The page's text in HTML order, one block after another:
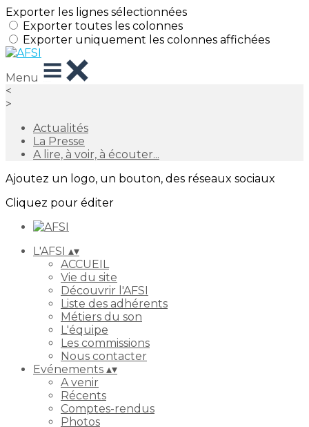
Exporter les lignes sélectionnées
Exporter toutes les colonnes
Exporter uniquement les colonnes affichées
Menu
<
>
Actualités
La Presse
A lire, à voir, à écouter...
Ajoutez un logo, un bouton, des réseaux sociaux
Cliquez pour éditer
L'AFSI ▴▾
ACCUEIL
Vie du site
Découvrir l'AFSI
Liste des adhérents
Métiers du son
L'équipe
Les commissions
Nous contacter
Evénements ▴▾
A venir
Récents
Comptes-rendus
Photos